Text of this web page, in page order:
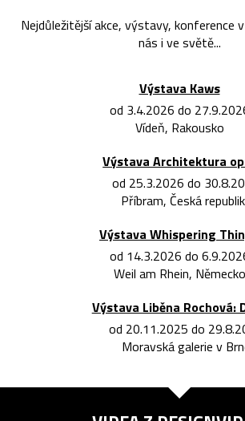
Nejdůležitější akce, výstavy, konference
nás i ve světě...
Výstava Kaws
od 3.4.2026 do
Vídeň, Rakousko
Výstava Architektura
od 25.3.2026 do
Příbram, Česká
Výstava Whispering
od 14.3.2026 do
Weil am Rhein, Německo
Výstava Liběna Rochová:
od 20.11.2025 do
Moravská galerie v